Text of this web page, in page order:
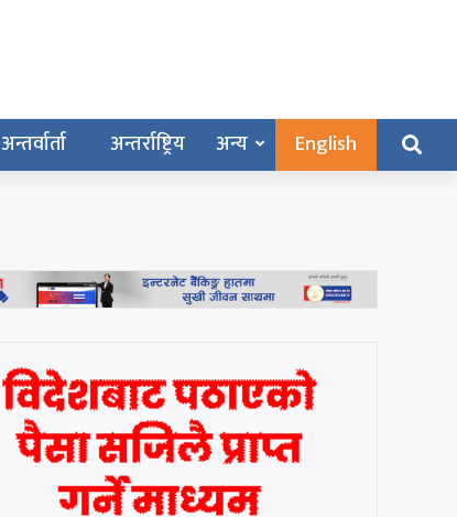
अन्तर्वार्ता अन्तर्राष्ट्रिय अन्य English